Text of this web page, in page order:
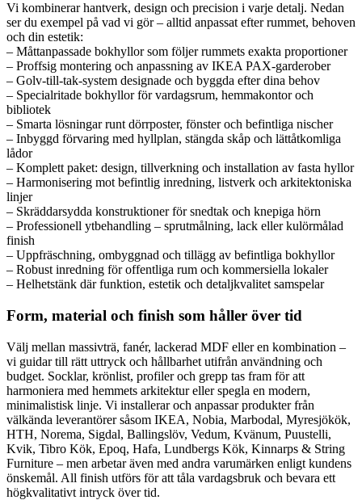
Vi kombinerar hantverk, design och precision i varje detalj. Nedan
ser du exempel på vad vi gör – alltid anpassat efter rummet, behoven
och din estetik:
– Måttanpassade bokhyllor som följer rummets exakta proportioner
– Proffsig montering och anpassning av IKEA PAX-garderober
– Golv‑till‑tak‑system designade och byggda efter dina behov
– Specialritade bokhyllor för vardagsrum, hemmakontor och
bibliotek
– Smarta lösningar runt dörrposter, fönster och befintliga nischer
– Inbyggd förvaring med hyllplan, stängda skåp och lättåtkomliga
lådor
– Komplett paket: design, tillverkning och installation av fasta hyllor
– Harmonisering mot befintlig inredning, listverk och arkitektoniska
linjer
– Skräddarsydda konstruktioner för snedtak och knepiga hörn
– Professionell ytbehandling – sprutmålning, lack eller kulörmålad
finish
– Uppfräschning, ombyggnad och tillägg av befintliga bokhyllor
– Robust inredning för offentliga rum och kommersiella lokaler
– Helhetstänk där funktion, estetik och detaljkvalitet samspelar
Form, material och finish som håller över tid
Välj mellan massivträ, fanér, lackerad MDF eller en kombination –
vi guidar till rätt uttryck och hållbarhet utifrån användning och
budget. Socklar, krönlist, profiler och grepp tas fram för att
harmoniera med hemmets arkitektur eller spegla en modern,
minimalistisk linje. Vi installerar och anpassar produkter från
välkända leverantörer såsom IKEA, Nobia, Marbodal, Myresjökök,
HTH, Norema, Sigdal, Ballingslöv, Vedum, Kvänum, Puustelli,
Kvik, Tibro Kök, Epoq, Hafa, Lundbergs Kök, Kinnarps & String
Furniture – men arbetar även med andra varumärken enligt kundens
önskemål. All finish utförs för att tåla vardagsbruk och bevara ett
högkvalitativt intryck över tid.